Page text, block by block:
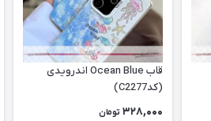
قاب Ocean Blue اندرویدی
(کدC2277)
328,000 تومان